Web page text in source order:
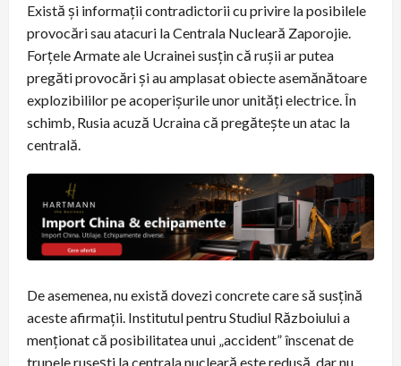
Există și informații contradictorii cu privire la posibilele
provocări sau atacuri la Centrala Nucleară Zaporojie.
Forțele Armate ale Ucrainei susțin că rușii ar putea
pregăti provocări și au amplasat obiecte asemănătoare
explozibililor pe acoperișurile unor unități electrice. În
schimb, Rusia acuză Ucraina că pregătește un atac la
centrală.
De asemenea, nu există dovezi concrete care să susțină
aceste afirmații. Institutul pentru Studiul Războiului a
menționat că posibilitatea unui „accident” înscenat de
trupele rusești la centrala nucleară este redusă, dar nu